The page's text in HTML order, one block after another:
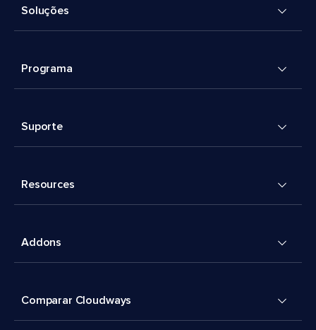
Soluções
Programa
Suporte
Resources
Addons
Comparar Cloudways